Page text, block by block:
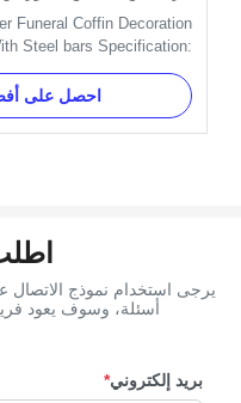
Funeral Coffin Decoration
Steel bars Specification:
caps and 2 long bars and 2
TX-A Swing bar Material
Alloy Color Gold, silver,
احصل على
يرجى استخدام نموذج الاتصال
أسئلة، وسوف يعود
بريد إلكتروني*